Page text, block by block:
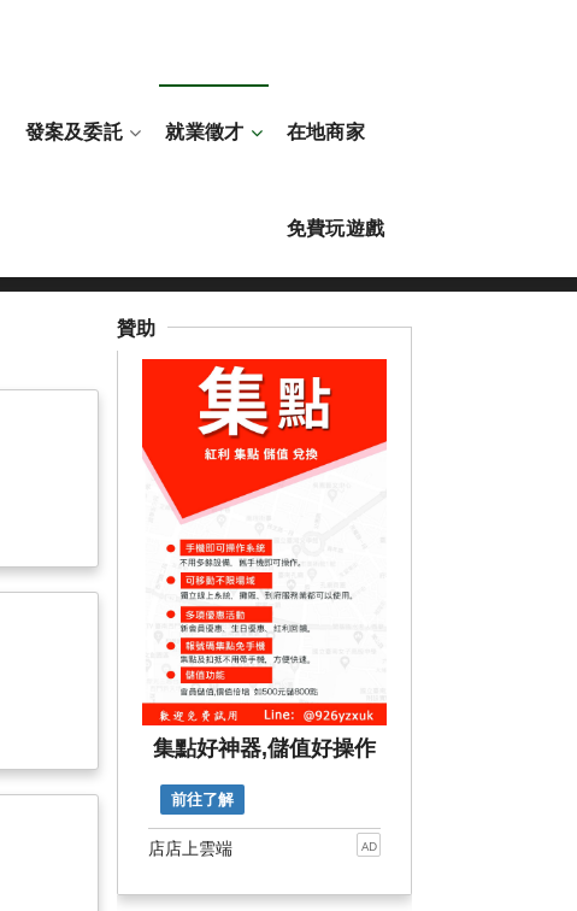
發案及委託 就業徵才 在地商家
免費玩遊戲
臺南市 永康區
贊助
集點好神器,儲值好操作
前往了解
店店上雲端 AD